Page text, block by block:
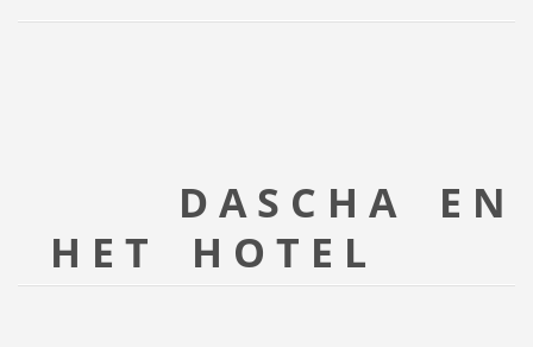
D A S C H A E N
H E T H O T E L